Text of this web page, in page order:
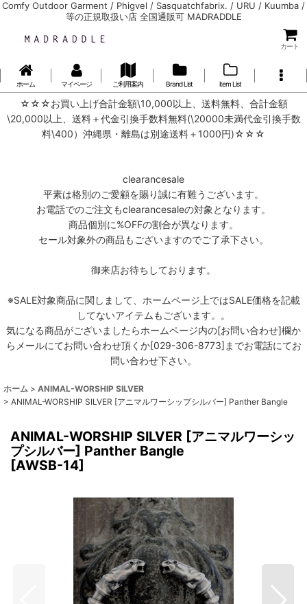
Comfy Outdoor Garment / Phigvel / Sasquatchfabrix. / URU / Kuumba /
等の正規取扱い店 全国通販可 MADRADDLE
カート
ホーム マイページ ご利用案内 Brand List item List
☆☆☆お買い上げ合計金額\10,000以上、送料無料、合計金額
\20,000以上、送料＋代金引換手数料無料(\20000未満代金引換手数
料\400）沖縄県・離島は別途送料＋1000円)☆☆☆
clearancesale
平素は格別のご愛顧を賜り誠に有難うございます。
お電話でのご注文もclearancesaleの対象となります。
商品個別に%OFFの割合が異なります。
セール対象外の商品もございますのでご了承下さい。
御来店お待ちしております。
※SALE対象商品に関しまして、ホームページ上ではSALE価格を記載
してないアイテムもございます。。
気になる商品がございましたらホームページ内の[お問い合わせ]欄か
らメールにてお問い合わせ頂くか[029-306-8773]までお電話にてお
問い合わせ下さい。
ホーム > ANIMAL-WORSHIP SILVER
> ANIMAL-WORSHIP SILVER [アニマルワーシップシルバー] Panther Bangle
ANIMAL-WORSHIP SILVER [アニマルワーシッ
プシルバー] Panther Bangle
[AWSB-14]